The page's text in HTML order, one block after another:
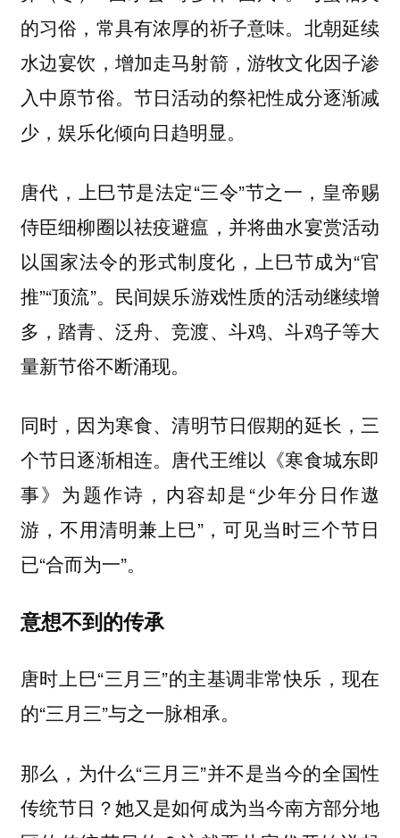
的习俗，常具有浓厚的祈子意味。北朝延续
水边宴饮，增加走马射箭，游牧文化因子渗
入中原节俗。节日活动的祭祀性成分逐渐减
少，娱乐化倾向日趋明显。
唐代，上巳节是法定“三令”节之一，皇帝赐
侍臣细柳圈以祛疫避瘟，并将曲水宴赏活动
以国家法令的形式制度化 ，上巳节成为“官
推”“顶流”。民间娱乐游戏性质的活动继续增
多，踏青、泛舟、竞渡、斗鸡、斗鸡子等大
量新节俗不断涌现。
同时，因为寒食、清明节日假期的延长，三
个节日逐渐相连。唐代王维以《寒食城东即
事》为题作诗，内容却是“少年分日作遨
游，不用清明兼上巳”，可见当时三个节日
已“合而为一”。
意想不到的传承
唐时上巳“三月三”的主基调非常快乐，现在
的“三月三”与之一脉相承。
那么，为什么“三月三”并不是当今的全国性
传统节日？她又是如何成为当今南方部分地